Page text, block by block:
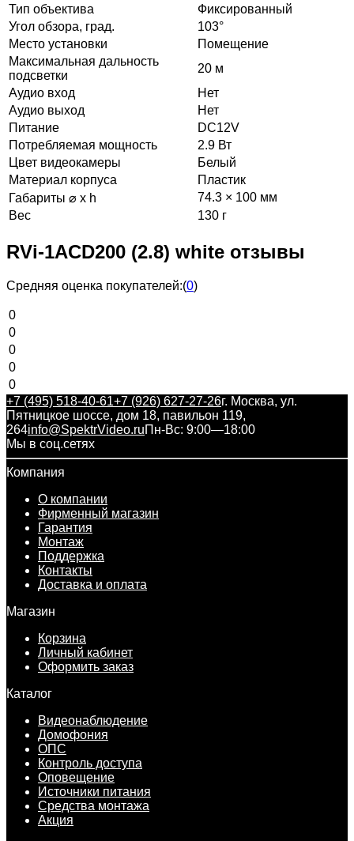
Тип объектива
Фиксированный
Угол обзора, град.
103°
Место установки
Помещение
Максимальная дальность
подсветки
20 м
Аудио вход
Нет
Аудио выход
Нет
Питание
DC12V
Потребляемая мощность
2.9 Вт
Цвет видеокамеры
Белый
Материал корпуса
Пластик
Габариты ⌀ x h
74.3 × 100 мм
Вес
130 г
RVi-1ACD200 (2.8) white отзывы
Средняя оценка покупателей:(0)
0
0
0
0
0
+7 (495) 518-40-61+7 (926) 627-27-26г. Москва, ул.
Пятницкое шоссе, дом 18, павильон 119,
264info@SpektrVideo.ruПн-Вс: 9:00—18:00
Мы в соц.сетях
Компания
О компании
Фирменный магазин
Гарантия
Монтаж
Поддержка
Контакты
Доставка и оплата
Магазин
Корзина
Личный кабинет
Оформить заказ
Каталог
Видеонаблюдение
Домофония
ОПС
Контроль доступа
Оповещение
Источники питания
Средства монтажа
Акция